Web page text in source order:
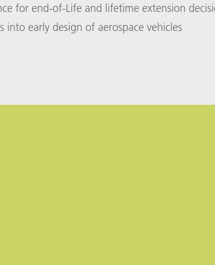
for end-of-Life and lifetime extension
into early design of aerospace vehicles